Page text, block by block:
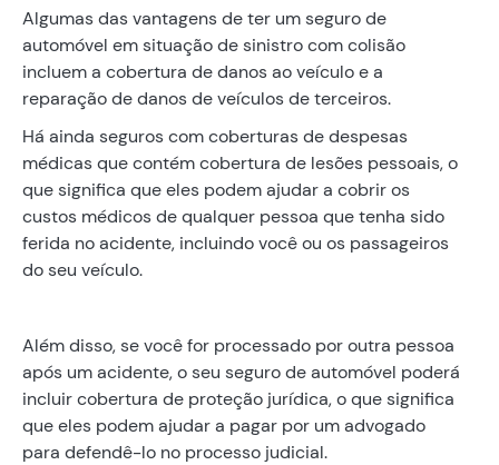
Algumas das vantagens de ter um seguro de
automóvel em situação de sinistro com colisão
incluem a cobertura de danos ao veículo e a
reparação de danos de veículos de terceiros.
Há ainda seguros com coberturas de despesas
médicas que contém cobertura de lesões pessoais, o
que significa que eles podem ajudar a cobrir os
custos médicos de qualquer pessoa que tenha sido
ferida no acidente, incluindo você ou os passageiros
do seu veículo.
Além disso, se você for processado por outra pessoa
após um acidente, o seu seguro de automóvel poderá
incluir cobertura de proteção jurídica, o que significa
que eles podem ajudar a pagar por um advogado
para defendê-lo no processo judicial.